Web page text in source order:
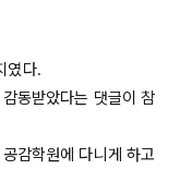
였다.
동받았다는 댓글이 참
감학원에 다니게 하고